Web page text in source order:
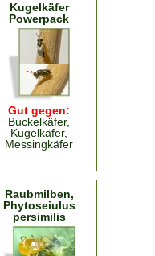
Kugelkäfer
Powerpack
Gut gegen:
Buckelkäfer,
Kugelkäfer,
Messingkäfer
Raubmilben,
Phytoseiulus
persimilis